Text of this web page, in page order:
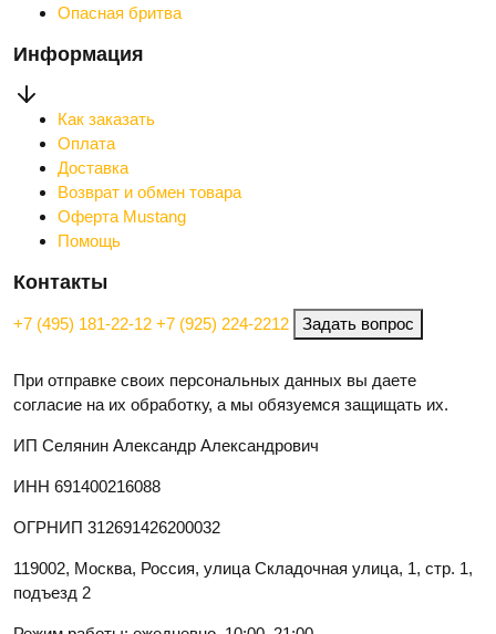
Опасная бритва
Информация
Как заказать
Оплата
Доставка
Возврат и обмен товара
Оферта Mustang
Помощь
Контакты
+7 (495) 181-22-12 +7 (925) 224-2212 Задать вопрос
При отправке своих персональных данных вы даете
согласие на их обработку, а мы обязуемся защищать их.
ИП Селянин Александр Александрович
ИНН 691400216088
ОГРНИП 312691426200032
119002, Москва, Россия, улица Складочная улица, 1, стр. 1,
подъезд 2